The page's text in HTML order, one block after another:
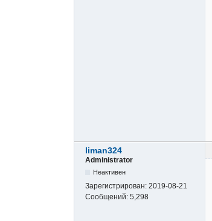
liman324
Administrator
Неактивен
Зарегистрирован: 2019-08-21
Сообщений: 5,298